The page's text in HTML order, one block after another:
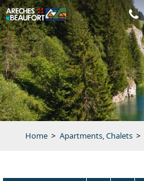
Home > Apartments, Chalets >